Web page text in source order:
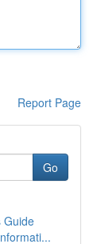
Report Page
Go
Guide